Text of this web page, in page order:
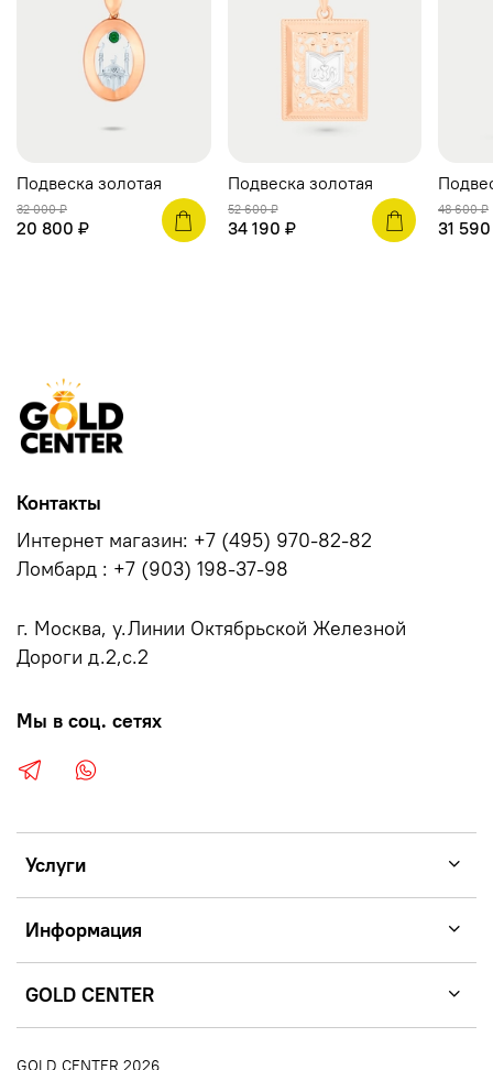
Подвеска золотая
32 000 ₽
20 800 ₽
Подвеска золотая
52 600 ₽
34 190 ₽
48 600 ₽
31
Услуги
Информация
GOLD CENTER
Контакты
Интернет магазин: +7 (495) 970-82-82
Ломбард : +7 (903) 198-37-98
г. Москва, у.Линии Октябрьской Железной
Дороги д.2,с.2
Мы в соц. сетях
GOLD CENTER 2026